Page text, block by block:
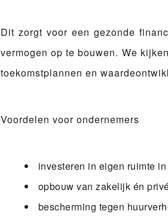
Dit zorgt voor een gezonde
vermogen op te bouwen. We
toekomstplannen en
Voordelen voor ondernemers
investeren in eigen ruimte
opbouw van zakelijk én
bescherming tegen